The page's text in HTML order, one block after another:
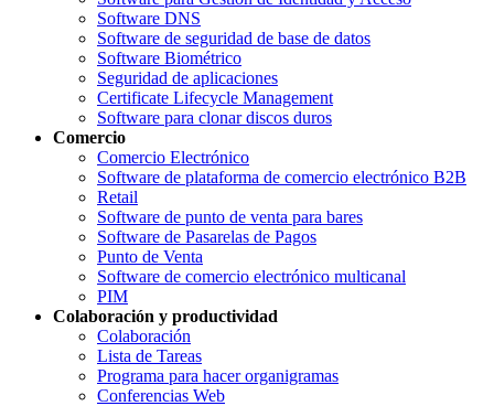
Software DNS
Software de seguridad de base de datos
Software Biométrico
Seguridad de aplicaciones
Certificate Lifecycle Management
Software para clonar discos duros
Comercio
Comercio Electrónico
Software de plataforma de comercio electrónico B2B
Retail
Software de punto de venta para bares
Software de Pasarelas de Pagos
Punto de Venta
Software de comercio electrónico multicanal
PIM
Colaboración y productividad
Colaboración
Lista de Tareas
Programa para hacer organigramas
Conferencias Web